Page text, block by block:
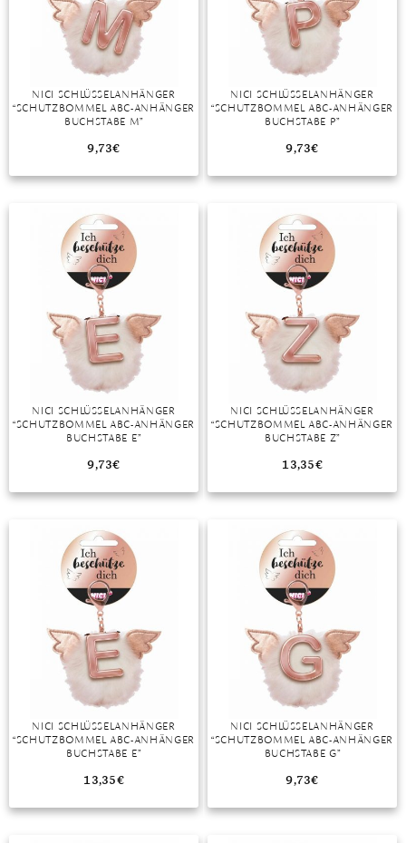
DIOPSID
GRANAT
JADE
KARNEOL
KUNZIT
LABRADORIT
LAPISLAZULI
MONDSTEIN
PERIDOT
ROSENQUARZ
SAPHIR
UNGLAUBLICH
WINTER
DINNER
ERSTES DATE
ROTER TEPPICH
TREND DES MONATS
NICI SCHLÜSSELANHÄNGER
“SCHUTZBOMMEL ABC-ANHÄNGER
BUCHSTABE M”
9,73€
NICI SCHLÜSSELANHÄNGER
“SCHUTZBOMMEL ABC-ANHÄNGER
BUCHSTABE P”
9,73€
NICI SCHLÜSSELANHÄNGER
“SCHUTZBOMMEL ABC-ANHÄNGER
BUCHSTABE E”
9,73€
NICI SCHLÜSSELANHÄNGER
“SCHUTZBOMMEL ABC-ANHÄNGER
BUCHSTABE Z”
13,35€
NICI SCHLÜSSELANHÄNGER
“SCHUTZBOMMEL ABC-ANHÄNGER
BUCHSTABE E”
13,35€
NICI SCHLÜSSELANHÄNGER
“SCHUTZBOMMEL ABC-ANHÄNGER
BUCHSTABE G”
9,73€